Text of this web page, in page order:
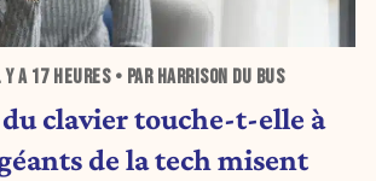
Y A 17 HEURES• PAR HARRISON DU BUS
clavier touche-t-elle à
de la tech misent